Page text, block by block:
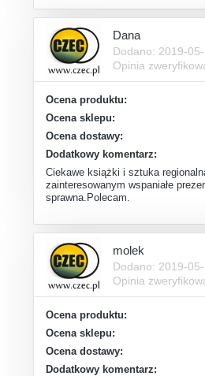
Dana
Dodano: 2019-05-
Opinia
Ocena produktu:
Ocena sklepu:
Ocena dostawy:
Dodatkowy komentarz:
Ciekawe książki i sztuka
zainteresowanym wspaniałe
sprawna.Polecam.
molek
Dodano: 2019-
Opinia
Ocena produktu:
Ocena sklepu:
Ocena dostawy:
Dodatkowy komentarz: